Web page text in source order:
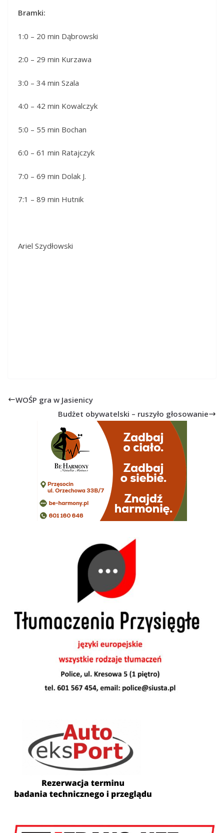
Bramki:
1:0 – 20 min Dąbrowski
2:0 – 29 min Kurzawa
3:0 – 34 min Szala
4:0 – 42 min Kowalczyk
5:0 – 55 min Bochan
6:0 – 61 min Ratajczyk
7:0 – 69 min Dolak J.
7:1 – 89 min Hutnik
Ariel Szydłowski
WOŚP gra w Jasienicy
Budżet obywatelski – ruszyło głosowanie